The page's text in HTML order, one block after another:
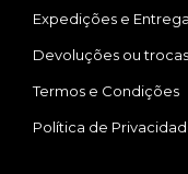
Expedições e
Devoluções ou trocas
Termos e Condições
Política de